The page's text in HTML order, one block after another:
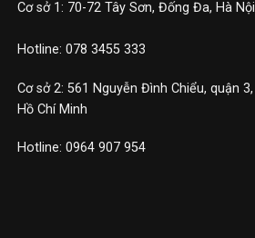
Cơ sở 1: 70-72 Tây Sơn, Đống Đa, Hà Nội
Hotline: 078 3455 333
Cơ sở 2: 561 Nguyễn Đình Chiểu, quận 3,
Hồ Chí Minh
Hotline: 0964 907 954